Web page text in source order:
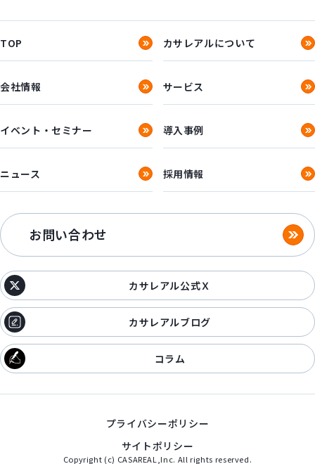
TOP カサレアルについて
会社情報 サービス
イベント・セミナー 導入事例
ニュース 採用情報
お問い合わせ
カサレアル公式Ｘ
カサレアルブログ
コラム
プライバシーポリシー
サイトポリシー
Copyright (c) CASAREAL,Inc. All rights reserved.